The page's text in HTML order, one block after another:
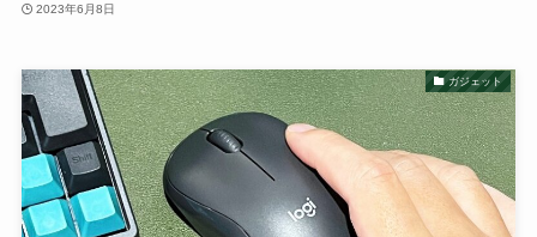
2023年6月8日
ガジェット